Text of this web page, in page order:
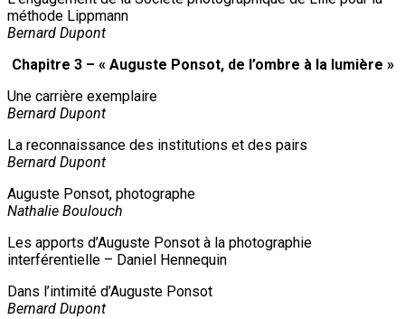
méthode Lippmann
Bernard Dupont
Chapitre 3 – « Auguste Ponsot, de l’ombre à la lumière »
Une carrière exemplaire
Bernard Dupont
La reconnaissance des institutions et des pairs
Bernard Dupont
Auguste Ponsot, photographe
Nathalie Boulouch
Les apports d’Auguste Ponsot à la photographie
interférentielle – Daniel Hennequin
Dans l’intimité d’Auguste Ponsot
Bernard Dupont